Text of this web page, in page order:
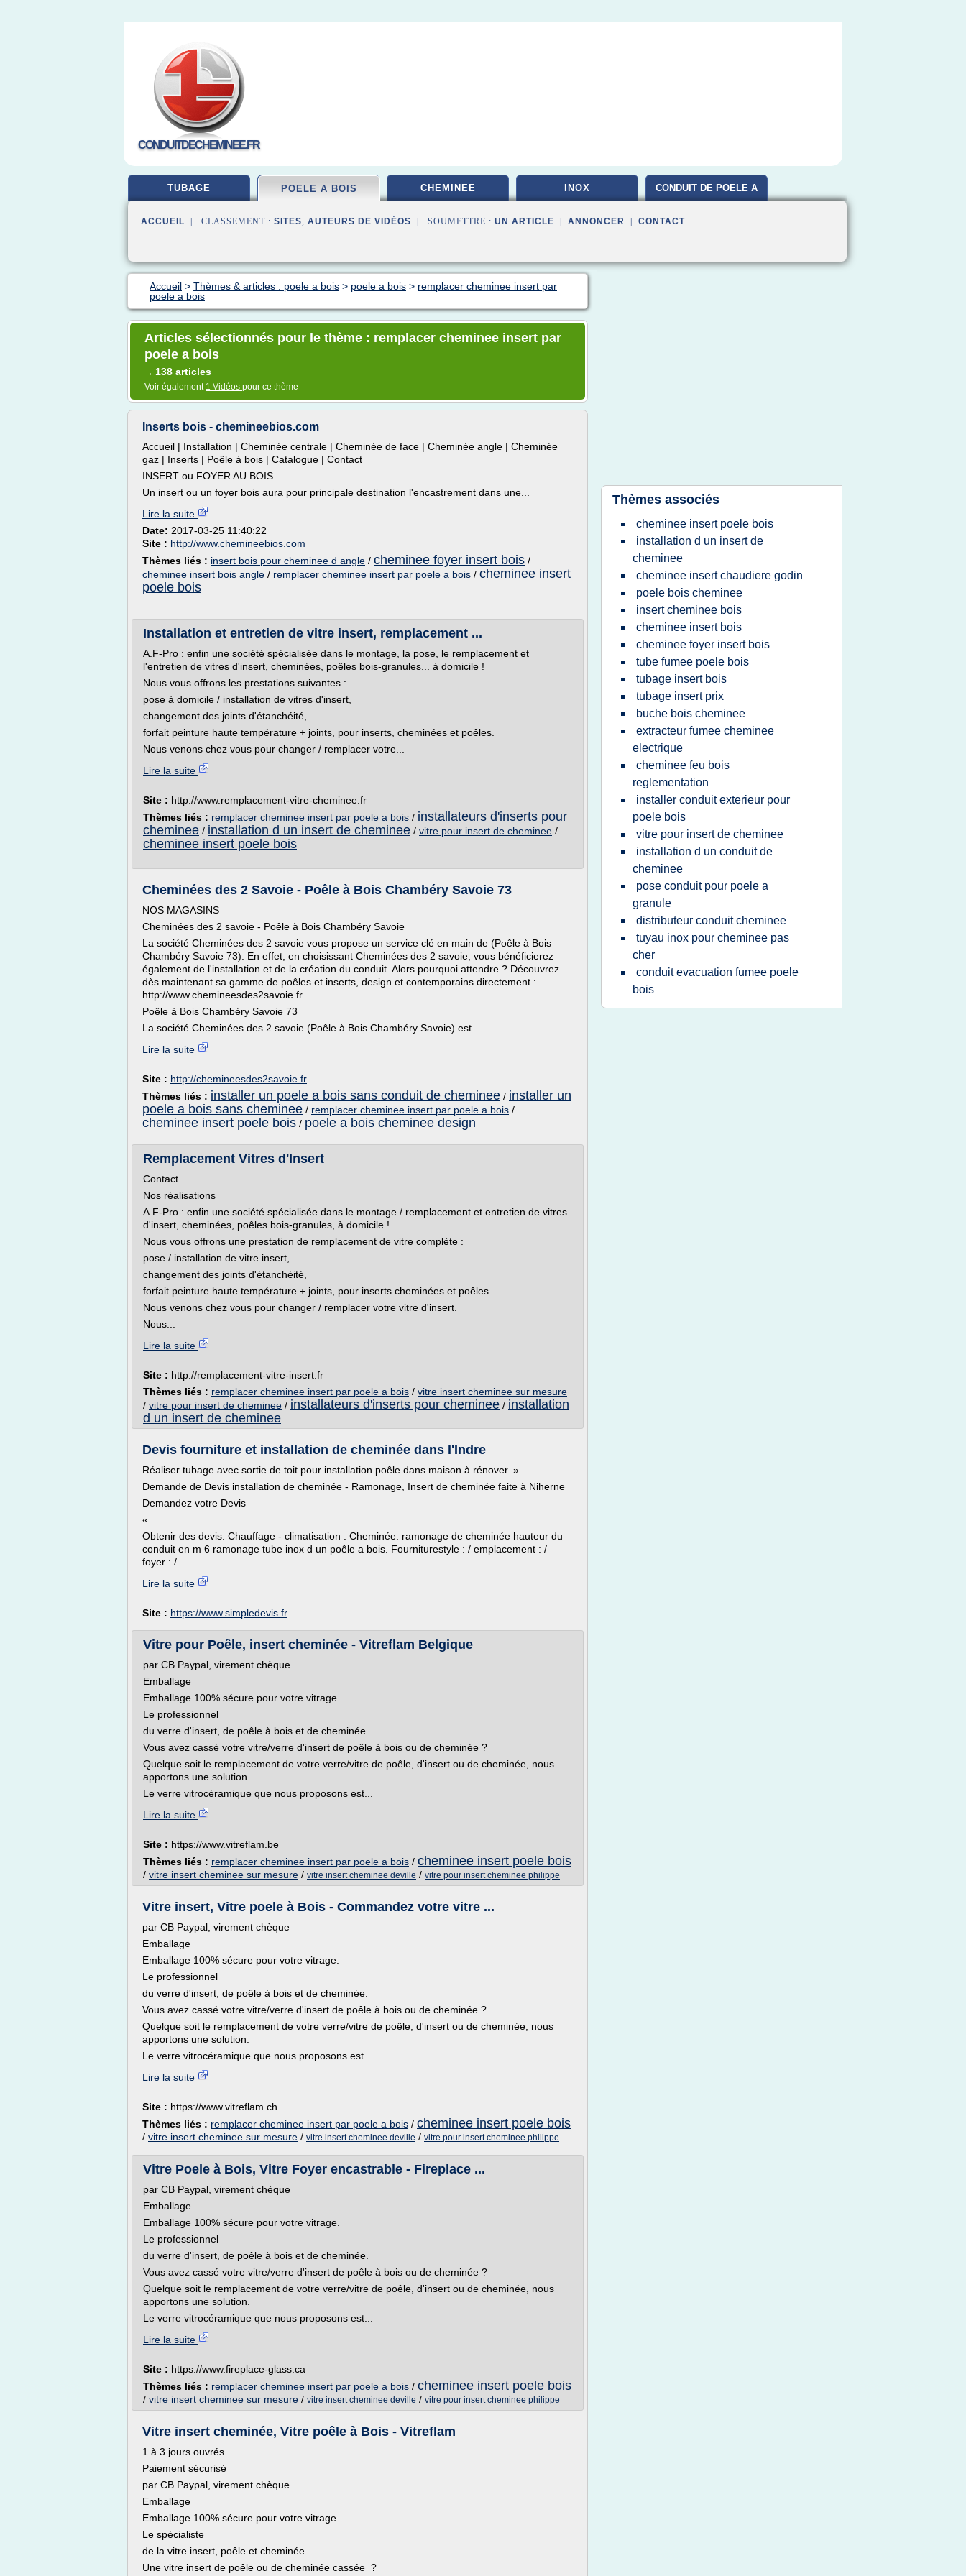
CONDUITDECHEMINEE.FR
TUBAGE POELE A BOIS CHEMINEE INOX CONDUIT DE POELE A
ACCUEIL | CLASSEMENT : SITES, AUTEURS DE VIDÉOS | SOUMETTRE : UN ARTICLE ANNONCER CONTACT
Accueil > Thèmes & articles : poele a bois > poele a bois > remplacer cheminee insert par
poele a bois
Articles sélectionnés pour le thème : remplacer cheminee insert par
poele a bois
→ 138 articles
Voir également 1 Vidéos pour ce thème
Inserts bois - chemineebios.com
Accueil | Installation | Cheminée centrale | Cheminée de face | Cheminée angle | Cheminée
gaz | Inserts | Poêle à bois | Catalogue | Contact
INSERT ou FOYER AU BOIS
Un insert ou un foyer bois aura pour principale destination l'encastrement dans une...
Lire la suite
Date: 2017-03-25 11:40:22
Site : http://www.chemineebios.com
Thèmes liés : insert bois pour cheminee d angle / cheminee foyer insert bois /
cheminee insert bois angle / remplacer cheminee insert par poele a bois / cheminee insert
poele bois
Installation et entretien de vitre insert, remplacement ...
A.F-Pro : enfin une société spécialisée dans le montage, la pose, le remplacement et
l'entretien de vitres d'insert, cheminées, poêles bois-granules... à domicile !
Nous vous offrons les prestations suivantes :
pose à domicile / installation de vitres d'insert,
changement des joints d'étanchéité,
forfait peinture haute température + joints, pour inserts, cheminées et poêles.
Nous venons chez vous pour changer / remplacer votre...
Lire la suite
Site : http://www.remplacement-vitre-cheminee.fr
Thèmes liés : remplacer cheminee insert par poele a bois / installateurs d'inserts pour
cheminee / installation d un insert de cheminee / vitre pour insert de cheminee /
cheminee insert poele bois
Cheminées des 2 Savoie - Poêle à Bois Chambéry Savoie 73
NOS MAGASINS
Cheminées des 2 savoie - Poêle à Bois Chambéry Savoie
La société Cheminées des 2 savoie vous propose un service clé en main de (Poêle à Bois
Chambéry Savoie 73). En effet, en choisissant Cheminées des 2 savoie, vous bénéficierez
également de l'installation et de la création du conduit. Alors pourquoi attendre ? Découvrez
dès maintenant sa gamme de poêles et inserts, design et contemporains directement :
http://www.chemineesdes2savoie.fr
Poêle à Bois Chambéry Savoie 73
La société Cheminées des 2 savoie (Poêle à Bois Chambéry Savoie) est ...
Lire la suite
Site : http://chemineesdes2savoie.fr
Thèmes liés : installer un poele a bois sans conduit de cheminee / installer un
poele a bois sans cheminee / remplacer cheminee insert par poele a bois /
cheminee insert poele bois / poele a bois cheminee design
Remplacement Vitres d'Insert
Contact
Nos réalisations
A.F-Pro : enfin une société spécialisée dans le montage / remplacement et entretien de vitres
d'insert, cheminées, poêles bois-granules, à domicile !
Nous vous offrons une prestation de remplacement de vitre complète :
pose / installation de vitre insert,
changement des joints d'étanchéité,
forfait peinture haute température + joints, pour inserts cheminées et poêles.
Nous venons chez vous pour changer / remplacer votre vitre d'insert.
Nous...
Lire la suite
Site : http://remplacement-vitre-insert.fr
Thèmes liés : remplacer cheminee insert par poele a bois / vitre insert cheminee sur mesure
/ vitre pour insert de cheminee / installateurs d'inserts pour cheminee / installation
d un insert de cheminee
Devis fourniture et installation de cheminée dans l'Indre
Réaliser tubage avec sortie de toit pour installation poêle dans maison à rénover. »
Demande de Devis installation de cheminée - Ramonage, Insert de cheminée faite à Niherne
Demandez votre Devis
«
Obtenir des devis. Chauffage - climatisation : Cheminée. ramonage de cheminée hauteur du
conduit en m 6 ramonage tube inox d un poêle a bois. Fourniturestyle : / emplacement : /
foyer : /...
Lire la suite
Site : https://www.simpledevis.fr
Vitre pour Poêle, insert cheminée - Vitreflam Belgique
par CB Paypal, virement chèque
Emballage
Emballage 100% sécure pour votre vitrage.
Le professionnel
du verre d'insert, de poêle à bois et de cheminée.
Vous avez cassé votre vitre/verre d'insert de poêle à bois ou de cheminée ?
Quelque soit le remplacement de votre verre/vitre de poêle, d'insert ou de cheminée, nous
apportons une solution.
Le verre vitrocéramique que nous proposons est...
Lire la suite
Site : https://www.vitreflam.be
Thèmes liés : remplacer cheminee insert par poele a bois / cheminee insert poele bois
/ vitre insert cheminee sur mesure / vitre insert cheminee deville / vitre pour insert cheminee philippe
Vitre insert, Vitre poele à Bois - Commandez votre vitre ...
par CB Paypal, virement chèque
Emballage
Emballage 100% sécure pour votre vitrage.
Le professionnel
du verre d'insert, de poêle à bois et de cheminée.
Vous avez cassé votre vitre/verre d'insert de poêle à bois ou de cheminée ?
Quelque soit le remplacement de votre verre/vitre de poêle, d'insert ou de cheminée, nous
apportons une solution.
Le verre vitrocéramique que nous proposons est...
Lire la suite
Site : https://www.vitreflam.ch
Thèmes liés : remplacer cheminee insert par poele a bois / cheminee insert poele bois
/ vitre insert cheminee sur mesure / vitre insert cheminee deville / vitre pour insert cheminee philippe
Vitre Poele à Bois, Vitre Foyer encastrable - Fireplace ...
par CB Paypal, virement chèque
Emballage
Emballage 100% sécure pour votre vitrage.
Le professionnel
du verre d'insert, de poêle à bois et de cheminée.
Vous avez cassé votre vitre/verre d'insert de poêle à bois ou de cheminée ?
Quelque soit le remplacement de votre verre/vitre de poêle, d'insert ou de cheminée, nous
apportons une solution.
Le verre vitrocéramique que nous proposons est...
Lire la suite
Site : https://www.fireplace-glass.ca
Thèmes liés : remplacer cheminee insert par poele a bois / cheminee insert poele bois
/ vitre insert cheminee sur mesure / vitre insert cheminee deville / vitre pour insert cheminee philippe
Vitre insert cheminée, Vitre poêle à Bois - Vitreflam
1 à 3 jours ouvrés
Paiement sécurisé
par CB Paypal, virement chèque
Emballage
Emballage 100% sécure pour votre vitrage.
Le spécialiste
de la vitre insert, poêle et cheminée.
Une vitre insert de poêle ou de cheminée cassée ?
Thèmes associés
cheminee insert poele bois
installation d un insert de
cheminee
cheminee insert chaudiere godin
poele bois cheminee
insert cheminee bois
cheminee insert bois
cheminee foyer insert bois
tube fumee poele bois
tubage insert bois
tubage insert prix
buche bois cheminee
extracteur fumee cheminee
electrique
cheminee feu bois
reglementation
installer conduit exterieur pour
poele bois
vitre pour insert de cheminee
installation d un conduit de
cheminee
pose conduit pour poele a
granule
distributeur conduit cheminee
tuyau inox pour cheminee pas
cher
conduit evacuation fumee poele
bois